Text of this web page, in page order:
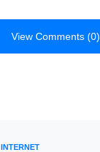
View Comments (0)
INTERNET